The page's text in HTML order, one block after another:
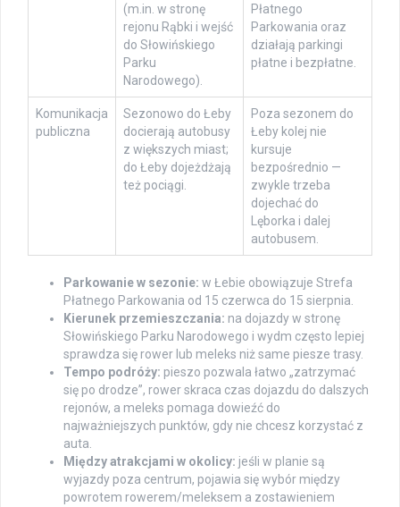
(m.in. w stronę
rejonu Rąbki i wejść
do Słowińskiego
Parku
Narodowego).
Płatnego
Parkowania oraz
działają parkingi
płatne i bezpłatne.
Komunikacja
publiczna
Sezonowo do Łeby
docierają autobusy
z większych miast;
do Łeby dojeżdżają
też pociągi.
Poza sezonem do
Łeby kolej nie
kursuje
bezpośrednio —
zwykle trzeba
dojechać do
Lęborka i dalej
autobusem.
Parkowanie w sezonie: w Łebie obowiązuje Strefa
Płatnego Parkowania od 15 czerwca do 15 sierpnia.
Kierunek przemieszczania: na dojazdy w stronę
Słowińskiego Parku Narodowego i wydm często lepiej
sprawdza się rower lub meleks niż same piesze trasy.
Tempo podróży: pieszo pozwala łatwo „zatrzymać
się po drodze”, rower skraca czas dojazdu do dalszych
rejonów, a meleks pomaga dowieźć do
najważniejszych punktów, gdy nie chcesz korzystać z
auta.
Między atrakcjami w okolicy: jeśli w planie są
wyjazdy poza centrum, pojawia się wybór między
powrotem rowerem/meleksem a zostawieniem